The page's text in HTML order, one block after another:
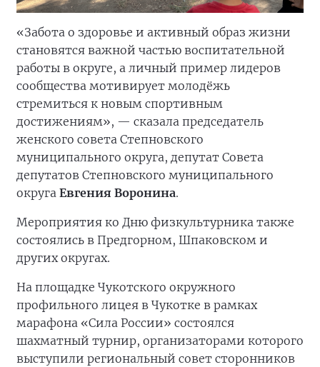
«Забота о здоровье и активный образ жизни
становятся важной частью воспитательной
работы в округе, а личный пример лидеров
сообщества мотивирует молодёжь
стремиться к новым спортивным
достижениям», — сказала председатель
женского совета Степновского
муниципального округа, депутат Совета
депутатов Степновского муниципального
округа Евгения Воронина.
Мероприятия ко Дню физкультурника также
состоялись в Предгорном, Шпаковском и
других округах.
На площадке Чукотского окружного
профильного лицея в Чукотке в рамках
марафона «Сила России» состоялся
шахматный турнир, организаторами которого
выступили региональный совет сторонников